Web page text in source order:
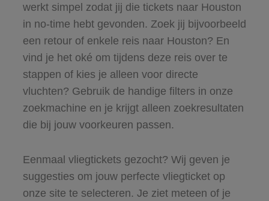
werkt simpel zodat jij die tickets naar Houston
in no-time hebt gevonden. Zoek jij bijvoorbeeld
een retour of enkele reis naar Houston? En
vind je het oké om tijdens deze reis over te
stappen of kies je alleen voor directe
vluchten? Gebruik de handige filters in onze
zoekmachine en je krijgt alleen zoekresultaten
die bij jouw voorkeuren passen.
Eenmaal vliegtickets gezocht? Wij geven je
suggesties om jouw perfecte vliegticket op
onze site te selecteren. Je ziet meteen of je